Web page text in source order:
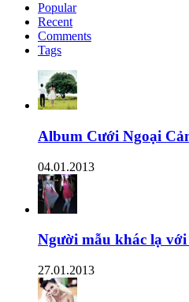
Popular
Recent
Comments
Tags
Album Cưới Ngoại
04.01.2013
Người mẫu khác lạ
27.01.2013